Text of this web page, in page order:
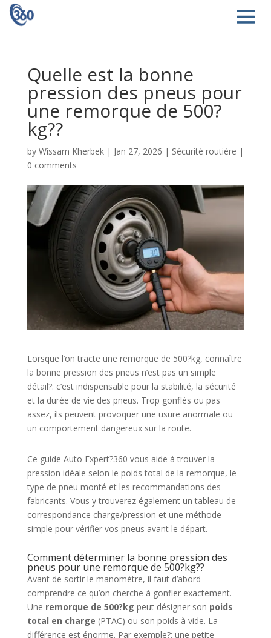
Quelle est la bonne
pression des pneus pour
une remorque de 500?
kg??
by Wissam Kherbek| Jan 27, 2026 | Sécurité routière |
0 comments
Lorsque l’on tracte une remorque de 500?kg, connaître
la bonne pression des pneus n’est pas un simple
détail?: c’est indispensable pour la stabilité, la sécurité
et la durée de vie des pneus. Trop gonflés ou pas
assez, ils peuvent provoquer une usure anormale ou
un comportement dangereux sur la route.
Ce guide Auto Expert?360 vous aide à trouver la
pression idéale selon le poids total de la remorque, le
type de pneu monté et les recommandations des
fabricants. Vous y trouverez également un tableau de
correspondance charge/pression et une méthode
simple pour vérifier vos pneus avant le départ.
Comment déterminer la bonne pression des
pneus pour une remorque de 500?kg??
Avant de sortir le manomètre, il faut d’abord
comprendre ce qu’on cherche à gonfler exactement.
Une remorque de 500?kg peut désigner son poids
total en charge (PTAC) ou son poids à vide. La
différence est énorme. Par exemple?: une petite